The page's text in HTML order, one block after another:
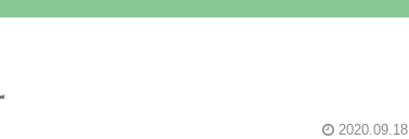
2020.09.18